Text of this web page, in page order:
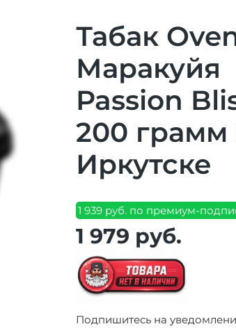
Табак
Маракуйя
Passion
200 грамм
Иркутске
1 939 руб. по премиум-
1 979 руб.
Подпишитесь на